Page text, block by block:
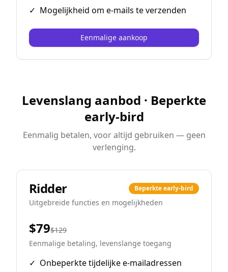
✓ Mogelijkheid om e-mails te verzenden
Eenmalige aankoop
Levenslang aanbod · Beperkte
early-bird
Eenmalig betalen, voor altijd gebruiken — geen
verlenging.
Ridder Beperkte early-bird
Uitgebreide functies en mogelijkheden
$79$129
Eenmalige betaling, levenslange toegang
✓ Onbeperkte tijdelijke e-mailadressen